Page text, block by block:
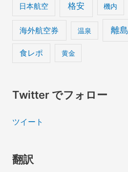
日本航空 格安 機内
海外航空券 温泉 離島
食レポ 黄金
Twitter でフォロー
ツイート
翻訳